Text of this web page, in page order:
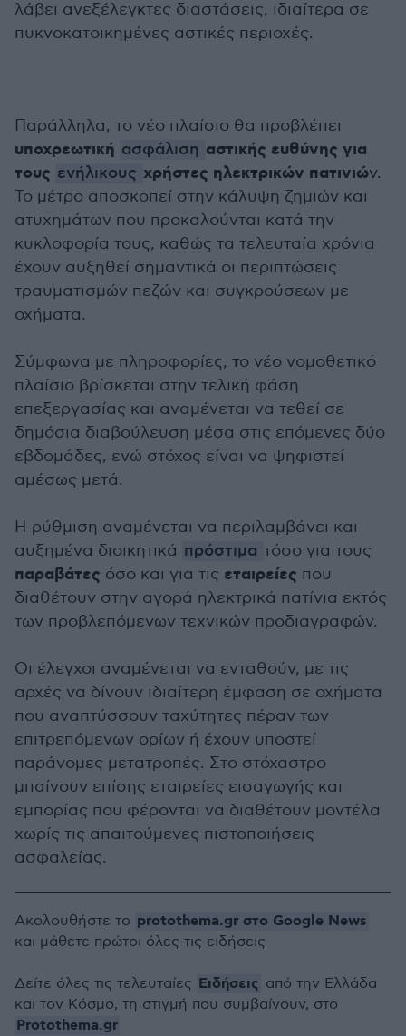
λάβει ανεξέλεγκτες διαστάσεις, ιδιαίτερα σε
πυκνοκατοικημένες αστικές περιοχές.
Παράλληλα, το νέο πλαίσιο θα προβλέπει
υποχρεωτική ασφάλιση αστικής ευθύνης για
τους ενήλικους χρήστες ηλεκτρικών πατινιών.
Το μέτρο αποσκοπεί στην κάλυψη ζημιών και
ατυχημάτων που προκαλούνται κατά την
κυκλοφορία τους, καθώς τα τελευταία χρόνια
έχουν αυξηθεί σημαντικά οι περιπτώσεις
τραυματισμών πεζών και συγκρούσεων με
οχήματα.
Σύμφωνα με πληροφορίες, το νέο νομοθετικό
πλαίσιο βρίσκεται στην τελική φάση
επεξεργασίας και αναμένεται να τεθεί σε
δημόσια διαβούλευση μέσα στις επόμενες δύο
εβδομάδες, ενώ στόχος είναι να ψηφιστεί
αμέσως μετά.
Η ρύθμιση αναμένεται να περιλαμβάνει και
αυξημένα διοικητικά πρόστιμα τόσο για τους
παραβάτες όσο και για τις εταιρείες που
διαθέτουν στην αγορά ηλεκτρικά πατίνια εκτός
των προβλεπόμενων τεχνικών προδιαγραφών.
Οι έλεγχοι αναμένεται να ενταθούν, με τις
αρχές να δίνουν ιδιαίτερη έμφαση σε οχήματα
που αναπτύσσουν ταχύτητες πέραν των
επιτρεπόμενων ορίων ή έχουν υποστεί
παράνομες μετατροπές. Στο στόχαστρο
μπαίνουν επίσης εταιρείες εισαγωγής και
εμπορίας που φέρονται να διαθέτουν μοντέλα
χωρίς τις απαιτούμενες πιστοποιήσεις
ασφαλείας.
Ακολουθήστε το protothema.gr στο Google News
και μάθετε πρώτοι όλες τις ειδήσεις
Δείτε όλες τις τελευταίες Ειδήσεις από την Ελλάδα
και τον Κόσμο, τη στιγμή που συμβαίνουν, στο
Protothema.gr